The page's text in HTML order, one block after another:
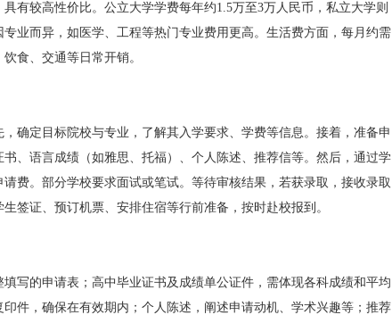
有较高性价比。公立大学学费每年约1.5万至3万人民币，私立大学则
业而异，如医学、工程等热门专业费用更高。生活费方面，每月约需
食、交通等日常开销。
确定目标院校与专业，了解其入学要求、学费等信息。接着，准备申
、语言成绩（如雅思、托福）、个人陈述、推荐信等。然后，通过学
费。部分学校要求面试或笔试。等待审核结果，若获录取，接收录取
签证、预订机票、安排住宿等行前准备，按时赴校报到。
写的申请表；高中毕业证书及成绩单公证件，需体现各科成绩和平均
件，确保在有效期内；个人陈述，阐述申请动机、学术兴趣等；推荐